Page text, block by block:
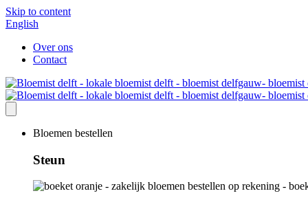
Skip to content
English
Over ons
Contact
Bloemen bestellen
Steun